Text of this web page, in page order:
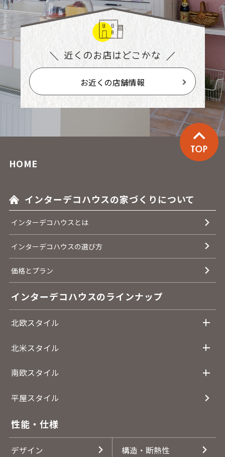
お近くの店舗情報
HOME
インターデコハウスの家づくりについて
インターデコハウスとは
インターデコハウスの選び方
価格とプラン
インターデコハウスのラインナップ
北欧スタイル
北米スタイル
南欧スタイル
平屋スタイル
性能・仕様
デザイン 構造・断熱性